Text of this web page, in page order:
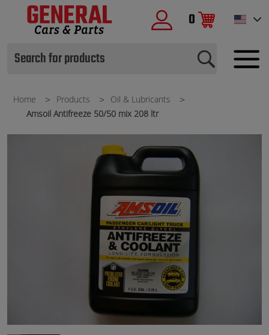
0
Home Products
Oil & Lubricants
Amsoil Antifreeze 50/50 mix 208 ltr